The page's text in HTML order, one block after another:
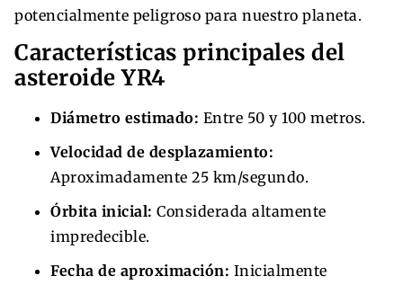
potencialmente peligroso para nuestro planeta.
Características principales del
asteroide YR4
Diámetro estimado: Entre 50 y 100 metros.
Velocidad de desplazamiento:
Aproximadamente 25 km/segundo.
Órbita inicial: Considerada altamente
impredecible.
Fecha de aproximación: Inicialmente